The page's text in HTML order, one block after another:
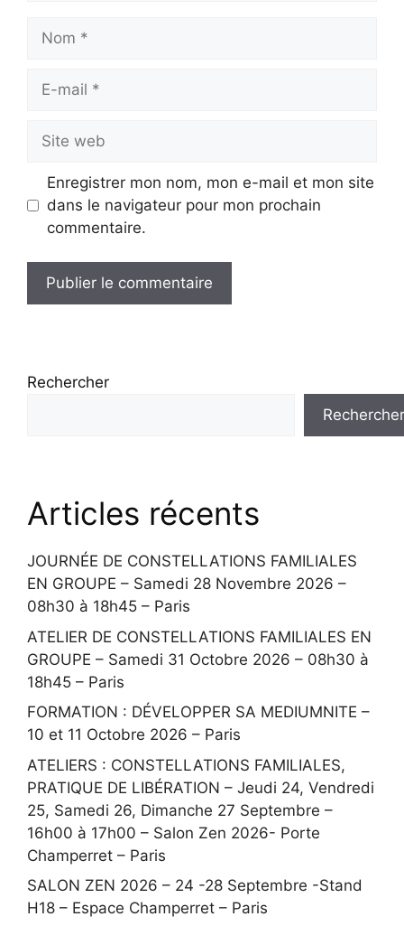
mail
web
Enregistrer mon nom, mon e-mail et mon site
dans le navigateur pour mon prochain
commentaire.
Rechercher
Rechercher
Articles récents
JOURNÉE DE CONSTELLATIONS FAMILIALES
EN GROUPE – Samedi 28 Novembre 2026 –
08h30 à 18h45 – Paris
ATELIER DE CONSTELLATIONS FAMILIALES EN
GROUPE – Samedi 31 Octobre 2026 – 08h30 à
18h45 – Paris
FORMATION : DÉVELOPPER SA MEDIUMNITE –
10 et 11 Octobre 2026 – Paris
ATELIERS : CONSTELLATIONS FAMILIALES,
PRATIQUE DE LIBÉRATION – Jeudi 24, Vendredi
25, Samedi 26, Dimanche 27 Septembre –
16h00 à 17h00 – Salon Zen 2026- Porte
Champerret – Paris
SALON ZEN 2026 – 24 -28 Septembre -Stand
H18 – Espace Champerret – Paris